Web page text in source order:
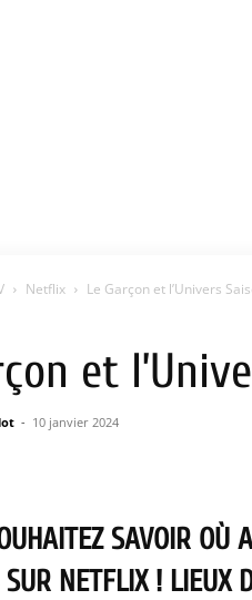
Netflix Le Garçon et l’Univers
et
- 10 janvier 2024
SAVOIR OÙ
SUR NETFLIX ! LIEUX